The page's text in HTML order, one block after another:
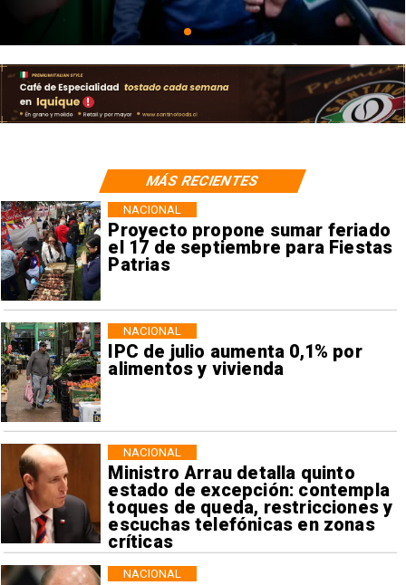
Proyecto propone sumar feriado
el 17 de septiembre para Fiestas
Patrias
NACIONAL
IPC de julio aumenta 0,1% por
alimentos y vivienda
NACIONAL
Ministro Arrau detalla quinto
estado de excepción: contempla
toques de queda, restricciones y
escuchas telefónicas en zonas
críticas
NACIONAL
NACIONAL
MÁS RECIENTES